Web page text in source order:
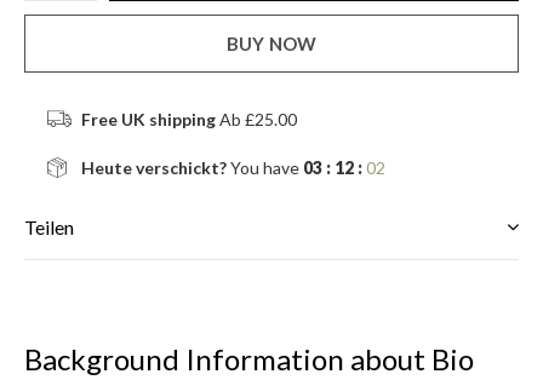
BUY NOW
Free UK shippingAb £25.00
Heute verschickt?You have 03 : 12 :02
Teilen
Background Information about Bio